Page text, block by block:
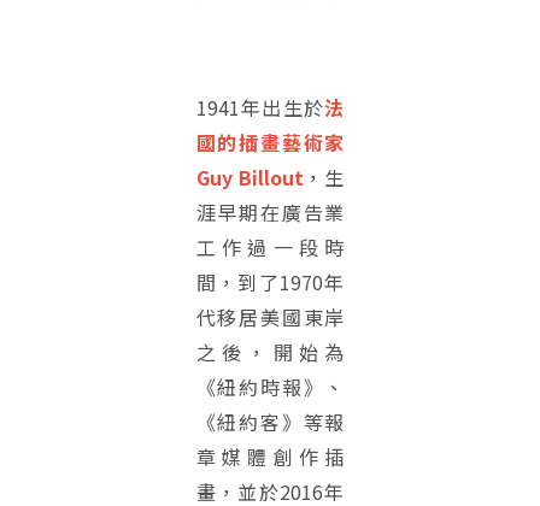
1941年出生於法
國的插畫藝術家
Guy Billout ，生
涯早期在廣告業
工作過一段時
間，到了1970年
代移居美國東岸
之後，開始為
《紐約時報》、
《紐約客》等報
章媒體創作插
畫，並於2016年